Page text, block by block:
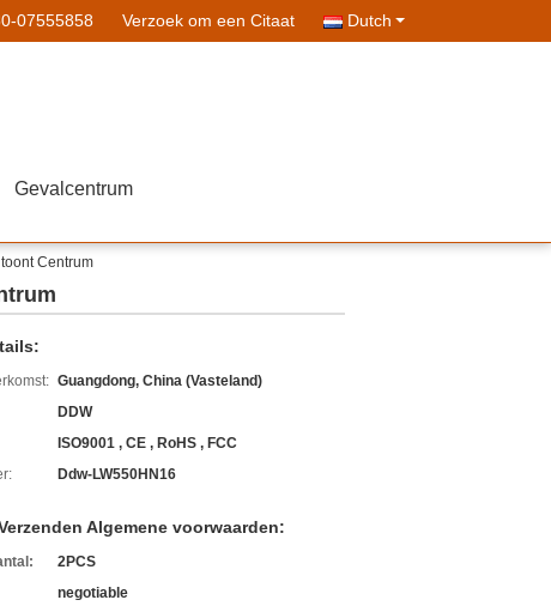
07555858 Verzoek om een Citaat Dutch
Gevalcentrum
Centrum
Guangdong, China (Vasteland)
DDW
ISO9001 , CE , RoHS , FCC
Ddw-LW550HN16
Algemene voorwaarden:
2PCS
negotiable